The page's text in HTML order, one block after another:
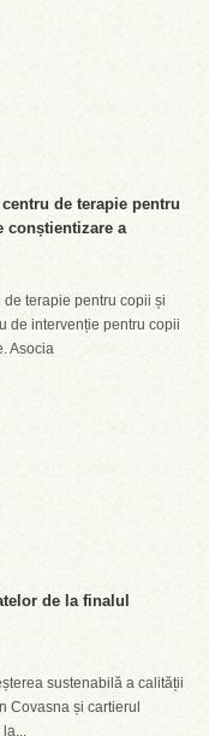
de terapie pentru
a
terapie pentru copii și
de intervenție pentru copii
Asocia
de la finalul
sustenabilă a calității
Covasna și cartierul
la...